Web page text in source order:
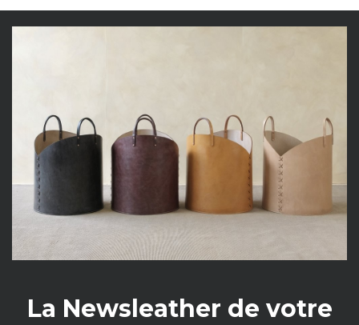
La Newsleather de votre